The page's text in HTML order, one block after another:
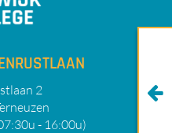
2
- 16:00u)